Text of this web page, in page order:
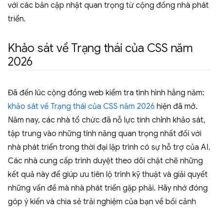
với các bản cập nhật quan trọng từ cộng đồng nhà phát
triển.
Khảo sát về Trạng thái của CSS năm
2026
Đã đến lúc cộng đồng web kiểm tra tình hình hằng năm:
khảo sát về Trạng thái của CSS năm 2026 hiện đã mở.
Năm nay, các nhà tổ chức đã nỗ lực tinh chỉnh khảo sát,
tập trung vào những tính năng quan trọng nhất đối với
nhà phát triển trong thời đại lập trình có sự hỗ trợ của AI.
Các nhà cung cấp trình duyệt theo dõi chặt chẽ những
kết quả này để giúp ưu tiên lộ trình kỹ thuật và giải quyết
những vấn đề mà nhà phát triển gặp phải. Hãy nhớ đóng
góp ý kiến và chia sẻ trải nghiệm của bạn về bối cảnh